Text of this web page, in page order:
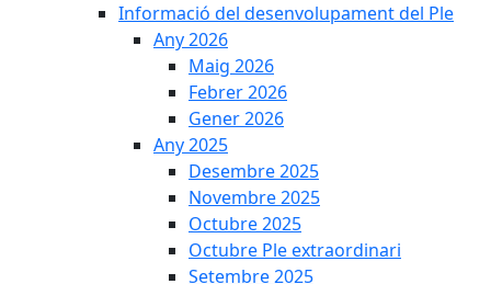
Informació del desenvolupament del Ple
Any 2026
Maig 2026
Febrer 2026
Gener 2026
Any 2025
Desembre 2025
Novembre 2025
Octubre 2025
Octubre Ple extraordinari
Setembre 2025